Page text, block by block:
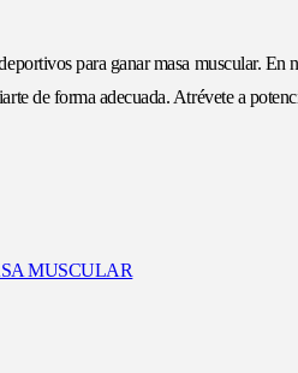
para ganar masa muscular.
de forma adecuada. Atrévete a
MUSCULAR